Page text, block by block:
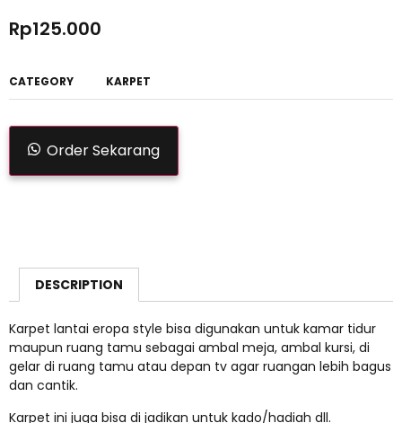
Rp125.000
CATEGORY KARPET
Order Sekarang
DESCRIPTION
Karpet lantai eropa style bisa digunakan untuk kamar tidur
maupun ruang tamu sebagai ambal meja, ambal kursi, di
gelar di ruang tamu atau depan tv agar ruangan lebih bagus
dan cantik.
Karpet ini juga bisa di jadikan untuk kado/hadiah dll.